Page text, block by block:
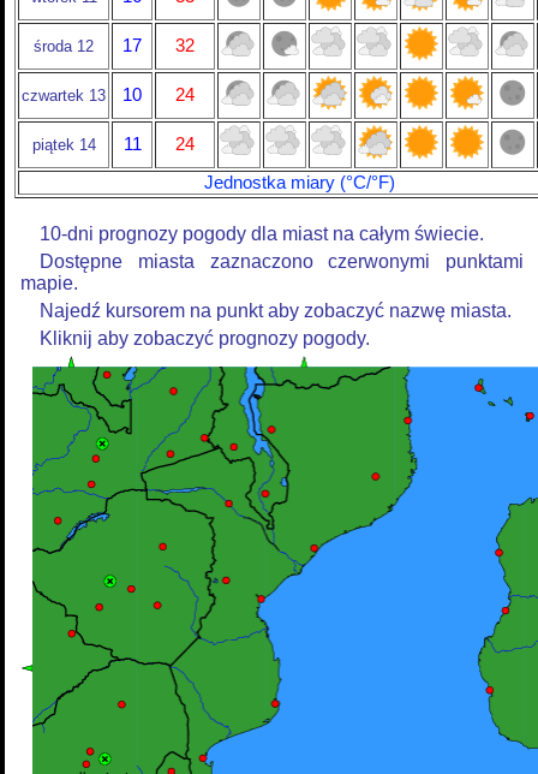
środa 12 17 32
czwartek 13 10 24
piątek 14 11
24
Jednostka miary (°C/°F)
10-dni prognozy pogody dla miast na całym świecie.
Dostępne miasta zaznaczono czerwonymi punktami
mapie.
Najedź kursorem na punkt aby zobaczyć nazwę miasta.
Kliknij aby zobaczyć prognozy pogody.